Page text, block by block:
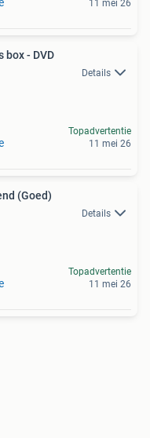
11 mei 26
box - DVD
Details
Topadvertentie
11 mei 26
(Goed)
Details
Topadvertentie
11 mei 26